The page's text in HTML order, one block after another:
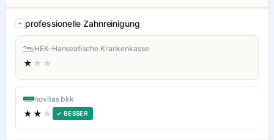
professionelle Zahnreinigung
HEK-Hanseatische Krankenkasse
★ ★★
novitas bkk
★★ ★ ✓ BESSER